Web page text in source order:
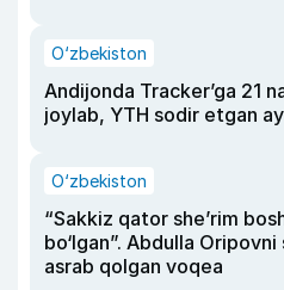
O‘zbekiston
Andijonda Tracker’ga 21
joylab, YTH sodir etgan
O‘zbekiston
“Sakkiz qator she’rim
bo‘lgan”. Abdulla
asrab qolgan voqea